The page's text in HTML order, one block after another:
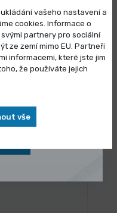
Vybrat variantu
vašeho nastavení a
cookies. Informace o
partnery pro sociální
ze zemí mimo EU. Partneři
informacemi, které jste jim
že používáte jejich
vše
zásob
pořídíte za